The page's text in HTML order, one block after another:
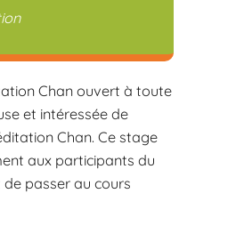
Chan ouvert à toute
et intéressée de
Chan. Ce stage
aux participants du
passer au cours